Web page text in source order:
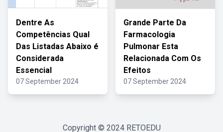
Dentre As
Competências Qual
Das Listadas Abaixo é
Considerada
Essencial
07 September 2024
Grande Parte Da
Farmacologia
Pulmonar Esta
Relacionada Com Os
Efeitos
07 September 2024
Copyright © 2024 RETOEDU